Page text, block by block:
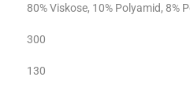
80% Viskose, 10% Polyamid, 8%
300
130